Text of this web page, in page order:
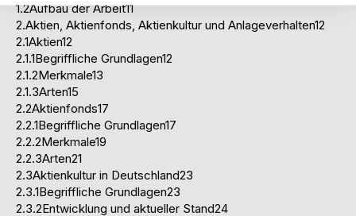
1.2Aufbau der Arbeit11
2.Aktien, Aktienfonds, Aktienkultur und Anlageverhalten12
2.1Aktien12
2.1.1Begriffliche Grundlagen12
2.1.2Merkmale13
2.1.3Arten15
2.2Aktienfonds17
2.2.1Begriffliche Grundlagen17
2.2.2Merkmale19
2.2.3Arten21
2.3Aktienkultur in Deutschland23
2.3.1Begriffliche Grundlagen23
2.3.2Entwicklung und aktueller Stand24